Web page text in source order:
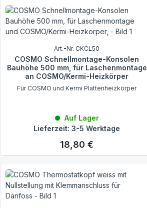
Art.-Nr. CKCL50
COSMO Schnellmontage-Konsolen
Bauhöhe 500 mm, für Laschenmontage
an COSMO/Kermi-Heizkörper
Für COSMO und Kermi Plattenheizkörper
Auf Lager
Lieferzeit: 3-5 Werktage
Regulärer Preis:
18,80 €